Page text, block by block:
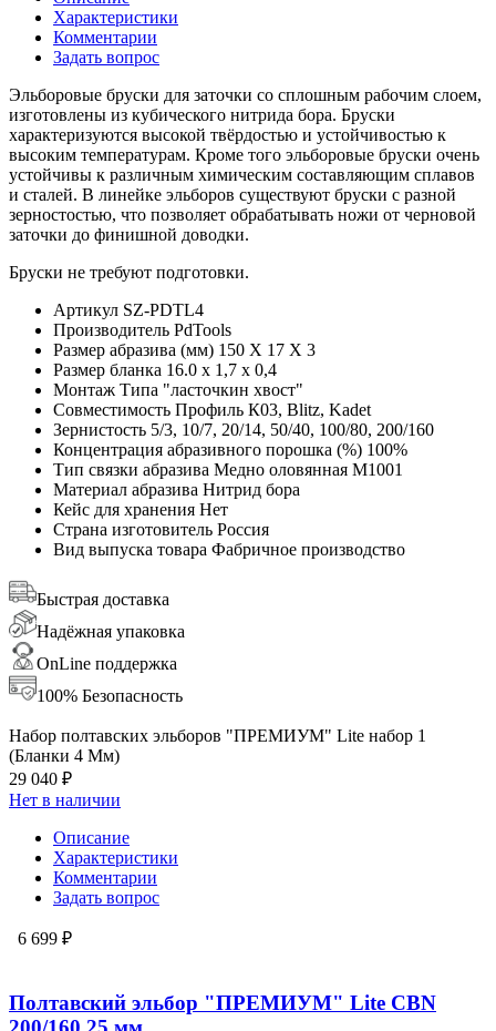
Характеристики
Комментарии
Задать вопрос
Эльборовые бруски для заточки со сплошным рабочим слоем,
изготовлены из кубического нитрида бора. Бруски
характеризуются высокой твёрдостью и устойчивостью к
высоким температурам. Кроме того эльборовые бруски очень
устойчивы к различным химическим составляющим сплавов
и сталей. В линейке эльборов существуют бруски с разной
зерностостью, что позволяет обрабатывать ножи от черновой
заточки до финишной доводки.
Бруски не требуют подготовки.
Артикул SZ-PDTL4
Производитель PdTools
Размер абразива (мм) 150 X 17 X 3
Размер бланка 16.0 x 1,7 x 0,4
Монтаж Типа "ласточкин хвост"
Совместимость Профиль К03, Blitz, Kadet
Зернистость 5/3, 10/7, 20/14, 50/40, 100/80, 200/160
Концентрация абразивного порошка (%) 100%
Тип связки абразива Медно оловянная М1001
Материал абразива Нитрид бора
Кейс для хранения Нет
Страна изготовитель Россия
Вид выпуска товара Фабричное производство
Быстрая доставка
Надёжная упаковка
OnLine поддержка
100% Безопасность
Набор полтавских эльборов "ПРЕМИУМ" Lite набор 1
(Бланки 4 Мм)
29 040 ₽
Нет в наличии
Описание
Характеристики
Комментарии
Задать вопрос
6 699 ₽
Полтавский эльбор "ПРЕМИУМ" Lite CBN